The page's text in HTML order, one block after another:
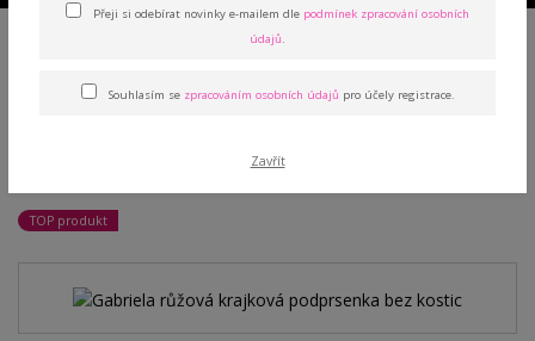
Podprsenky Sportovní
Gabriela růžová krajková podprsenka
podprsenka bez kostic
TOP produkt
Přeji si odebírat novinky e-mailem dle podmínek zpracování osobních
údajů.
Souhlasím se zpracováním osobních údajů pro účely registrace.
Zavřít